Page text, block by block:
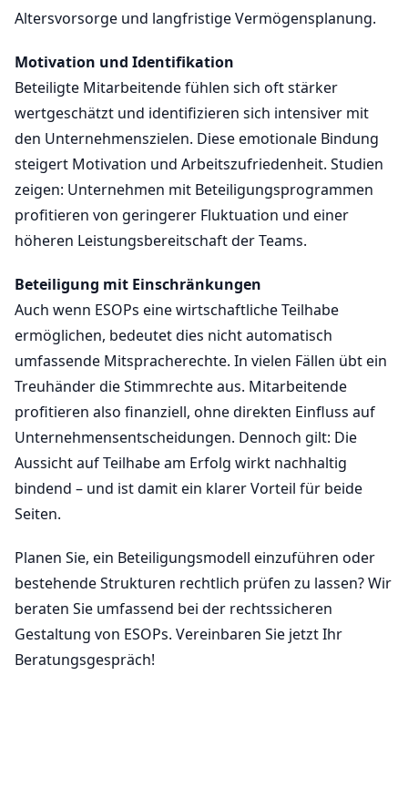
Altersvorsorge und langfristige Vermögensplanung.
Motivation und Identifikation
Beteiligte Mitarbeitende fühlen sich oft stärker
wertgeschätzt und identifizieren sich intensiver mit
den Unternehmenszielen. Diese emotionale Bindung
steigert Motivation und Arbeitszufriedenheit. Studien
zeigen: Unternehmen mit Beteiligungsprogrammen
profitieren von geringerer Fluktuation und einer
höheren Leistungsbereitschaft der Teams.
Beteiligung mit Einschränkungen
Auch wenn ESOPs eine wirtschaftliche Teilhabe
ermöglichen, bedeutet dies nicht automatisch
umfassende Mitspracherechte. In vielen Fällen übt ein
Treuhänder die Stimmrechte aus. Mitarbeitende
profitieren also finanziell, ohne direkten Einfluss auf
Unternehmensentscheidungen. Dennoch gilt: Die
Aussicht auf Teilhabe am Erfolg wirkt nachhaltig
bindend – und ist damit ein klarer Vorteil für beide
Seiten.
Planen Sie, ein Beteiligungsmodell einzuführen oder
bestehende Strukturen rechtlich prüfen zu lassen? Wir
beraten Sie umfassend bei der rechtssicheren
Gestaltung von ESOPs. Vereinbaren Sie jetzt Ihr
Beratungsgespräch!